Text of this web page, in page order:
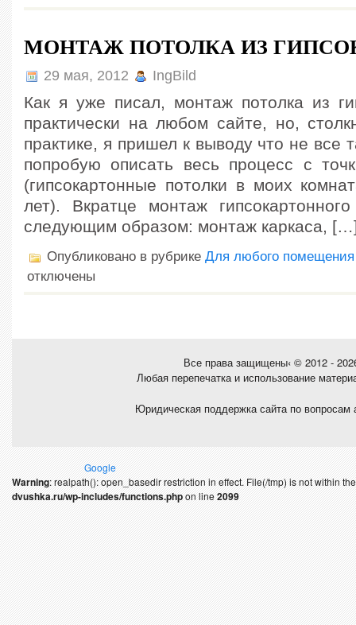
МОНТАЖ ПОТОЛКА ИЗ
29 мая, 2012 IngBild
Как я уже писал, монтаж потолка из
практически на любом сайте, но,
практике, я пришел к выводу что не все
попробую описать весь процесс с
(гипсокартонные потолки в моих
лет). Вкратце монтаж
следующим образом: монтаж каркаса,
Опубликовано в рубрике Для любого помещения
отключены
Все права защищены‹ © 2012 -
Любая перепечатка и использование
Юридическая поддержка сайта по
Google
Warning: realpath(): open_basedir restriction in effect. File(/tmp) is not within
dvushka.ru/wp-includes/functions.phpon line2099